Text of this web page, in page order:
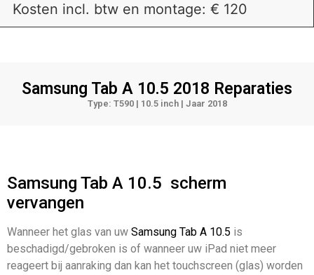
Kosten incl. btw en montage: € 120
Samsung Tab A 10.5 2018 Reparaties
Type: T590 | 10.5 inch | Jaar 2018
Samsung Tab A 10.5 scherm
vervangen
Wanneer het glas van uw Samsung Tab A 10.5 is
beschadigd/gebroken is of wanneer uw iPad niet meer
reageert bij aanraking dan kan het touchscreen (glas) worden